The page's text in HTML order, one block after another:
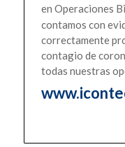
en Operaciones
contamos con
correctamente
contagio de
todas nuestras